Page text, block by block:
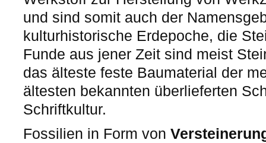
und sind somit auch der
kulturhistorische Erdepoche, die
Funde aus jener Zeit sind meist
das älteste feste Baumaterial der
ältesten bekannten überlieferten
Schriftkultur.
Fossilien in Form von